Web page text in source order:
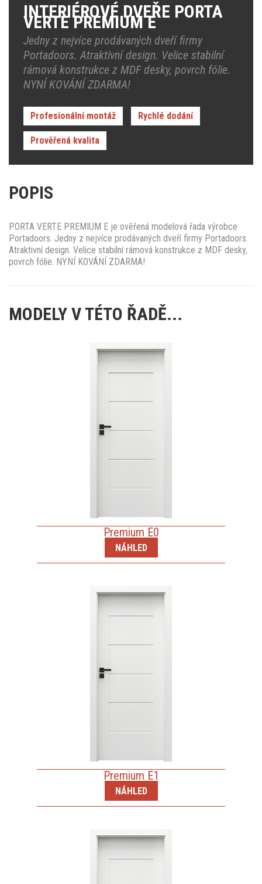
INTERIÉROVÉ DVEŘE PORTA
VERTE PREMIUM E
Jedny z nejvíce prodávaných dveří firmy
Portadoors. Atraktivní design. Velice stabilní
rámová konstrukce z MDF desky, povrch fólie.
NYNÍ KOVÁNÍ ZDARMA!
Profesionální montáž Rychlé dodání
Prověřená kvalita
POPIS
PORTA VERTE PREMIUM E je ověřená modelová řada výrobce
Portadoors. Jedny z nejvíce prodávaných dveří firmy Portadoors.
Atraktivní design. Velice stabilní rámová konstrukce z MDF desky,
povrch fólie. NYNÍ KOVÁNÍ ZDARMA!
MODELY V TÉTO ŘADĚ...
Premium E0
NÁHLED
Premium E1
NÁHLED